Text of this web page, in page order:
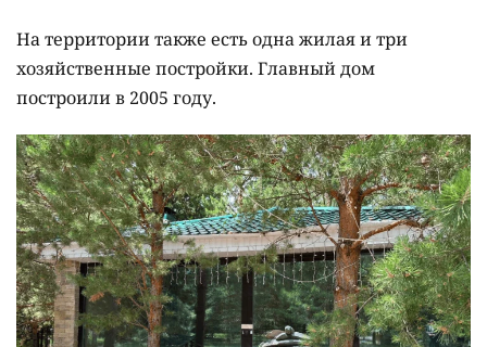
На территории также есть одна жилая и три
хозяйственные постройки. Главный дом
построили в 2005 году.